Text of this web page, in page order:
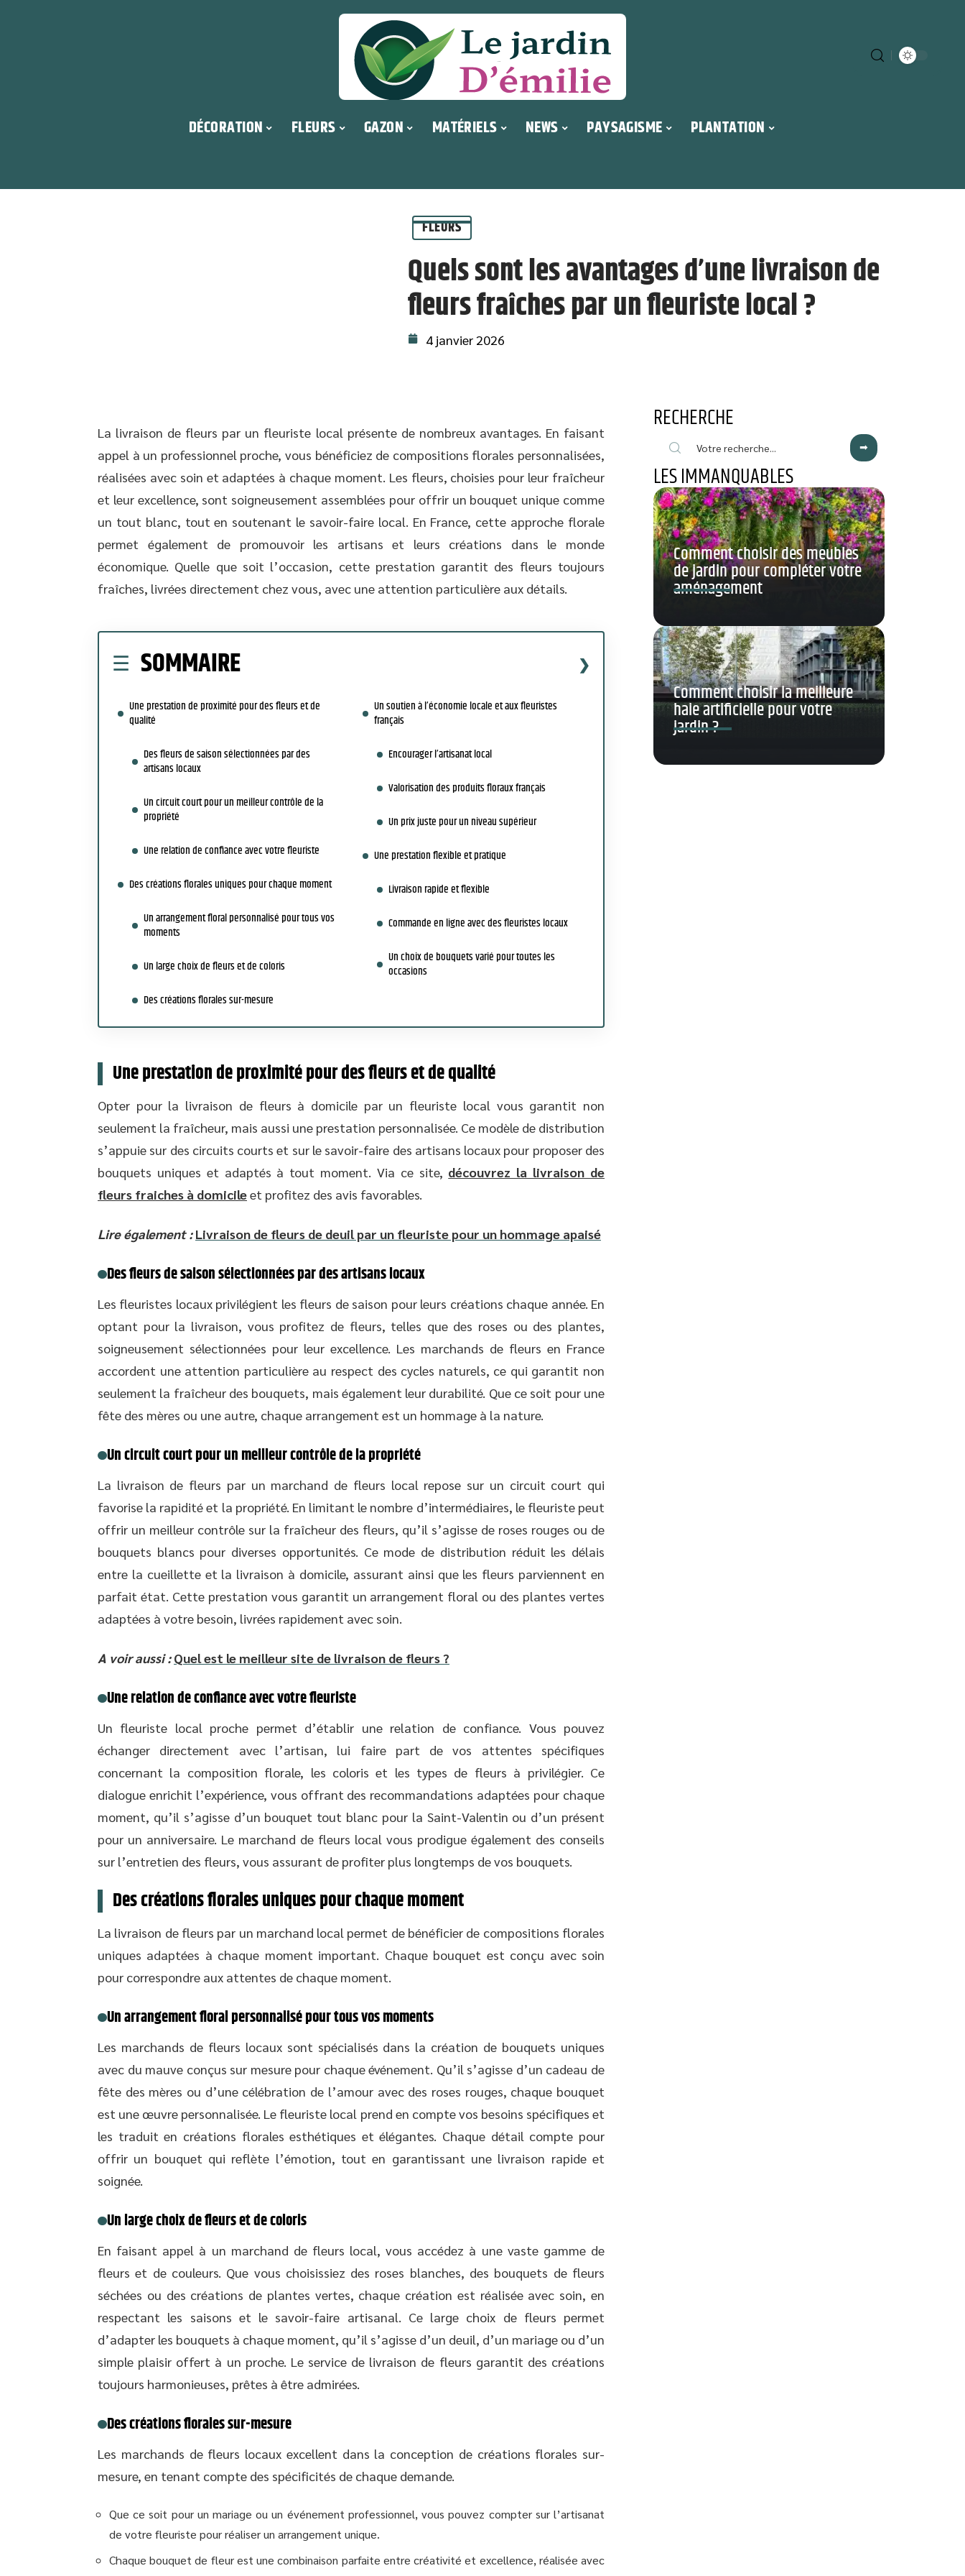
DÉCORATION FLEURS GAZON MATÉRIELS NEWS PAYSAGISME PLANTATION
FLEURS
Quels sont les avantages d’une livraison de
fleurs fraîches par un fleuriste local ?
4 janvier 2026
La livraison de fleurs par un fleuriste local présente de nombreux avantages. En faisant
appel à un professionnel proche, vous bénéficiez de compositions florales personnalisées,
réalisées avec soin et adaptées à chaque moment. Les fleurs, choisies pour leur fraîcheur
et leur excellence, sont soigneusement assemblées pour offrir un bouquet unique comme
un tout blanc, tout en soutenant le savoir-faire local. En France, cette approche florale
permet également de promouvoir les artisans et leurs créations dans le monde
économique. Quelle que soit l’occasion, cette prestation garantit des fleurs toujours
fraîches, livrées directement chez vous, avec une attention particulière aux détails.
SOMMAIRE
Une prestation de proximité pour des fleurs et de
qualité
Des fleurs de saison sélectionnées par des
artisans locaux
Un circuit court pour un meilleur contrôle de la
propriété
Une relation de confiance avec votre fleuriste
Des créations florales uniques pour chaque moment
Un arrangement floral personnalisé pour tous vos
moments
Un large choix de fleurs et de coloris
Des créations florales sur-mesure
Un soutien à l’économie locale et aux fleuristes
français
Encourager l’artisanat local
Valorisation des produits floraux français
Un prix juste pour un niveau supérieur
Une prestation flexible et pratique
Livraison rapide et flexible
Commande en ligne avec des fleuristes locaux
Un choix de bouquets varié pour toutes les
occasions
Une prestation de proximité pour des fleurs et de qualité
Opter pour la livraison de fleurs à domicile par un fleuriste local vous garantit non
seulement la fraîcheur, mais aussi une prestation personnalisée. Ce modèle de distribution
s’appuie sur des circuits courts et sur le savoir-faire des artisans locaux pour proposer des
bouquets uniques et adaptés à tout moment. Via ce site, découvrez la livraison de
fleurs fraiches à domicileet profitez des avis favorables.
Lire également : Livraison de fleurs de deuil par un fleuriste pour un hommage apaisé
Des fleurs de saison sélectionnées par des artisans locaux
Les fleuristes locaux privilégient les fleurs de saison pour leurs créations chaque année. En
optant pour la livraison, vous profitez de fleurs, telles que des roses ou des plantes,
soigneusement sélectionnées pour leur excellence. Les marchands de fleurs en France
accordent une attention particulière au respect des cycles naturels, ce qui garantit non
seulement la fraîcheur des bouquets, mais également leur durabilité. Que ce soit pour une
fête des mères ou une autre, chaque arrangement est un hommage à la nature.
Un circuit court pour un meilleur contrôle de la propriété
La livraison de fleurs par un marchand de fleurs local repose sur un circuit court qui
favorise la rapidité et la propriété. En limitant le nombre d’intermédiaires, le fleuriste peut
offrir un meilleur contrôle sur la fraîcheur des fleurs, qu’il s’agisse de roses rouges ou de
bouquets blancs pour diverses opportunités. Ce mode de distribution réduit les délais
entre la cueillette et la livraison à domicile, assurant ainsi que les fleurs parviennent en
parfait état. Cette prestation vous garantit un arrangement floral ou des plantes vertes
adaptées à votre besoin, livrées rapidement avec soin.
A voir aussi : Quel est le meilleur site de livraison de fleurs ?
Une relation de confiance avec votre fleuriste
Un fleuriste local proche permet d’établir une relation de confiance. Vous pouvez
échanger directement avec l’artisan, lui faire part de vos attentes spécifiques
concernant la composition florale, les coloris et les types de fleurs à privilégier. Ce
dialogue enrichit l’expérience, vous offrant des recommandations adaptées pour chaque
moment, qu’il s’agisse d’un bouquet tout blanc pour la Saint-Valentin ou d’un présent
pour un anniversaire. Le marchand de fleurs local vous prodigue également des conseils
sur l’entretien des fleurs, vous assurant de profiter plus longtemps de vos bouquets.
Des créations florales uniques pour chaque moment
La livraison de fleurs par un marchand local permet de bénéficier de compositions florales
uniques adaptées à chaque moment important. Chaque bouquet est conçu avec soin
pour correspondre aux attentes de chaque moment.
Un arrangement floral personnalisé pour tous vos moments
Les marchands de fleurs locaux sont spécialisés dans la création de bouquets uniques
avec du mauve conçus sur mesure pour chaque événement. Qu’il s’agisse d’un cadeau de
fête des mères ou d’une célébration de l’amour avec des roses rouges, chaque bouquet
est une œuvre personnalisée. Le fleuriste local prend en compte vos besoins spécifiques et
les traduit en créations florales esthétiques et élégantes. Chaque détail compte pour
offrir un bouquet qui reflète l’émotion, tout en garantissant une livraison rapide et
soignée.
Un large choix de fleurs et de coloris
En faisant appel à un marchand de fleurs local, vous accédez à une vaste gamme de
fleurs et de couleurs. Que vous choisissiez des roses blanches, des bouquets de fleurs
séchées ou des créations de plantes vertes, chaque création est réalisée avec soin, en
respectant les saisons et le savoir-faire artisanal. Ce large choix de fleurs permet
d’adapter les bouquets à chaque moment, qu’il s’agisse d’un deuil, d’un mariage ou d’un
simple plaisir offert à un proche. Le service de livraison de fleurs garantit des créations
toujours harmonieuses, prêtes à être admirées.
Des créations florales sur-mesure
Les marchands de fleurs locaux excellent dans la conception de créations florales sur-
mesure, en tenant compte des spécificités de chaque demande.
Que ce soit pour un mariage ou un événement professionnel, vous pouvez compter sur l’artisanat
de votre fleuriste pour réaliser un arrangement unique.
Chaque bouquet de fleur est une combinaison parfaite entre créativité et excellence, réalisée avec
RECHERCHE
LES IMMANQUABLES
Comment choisir des meubles
de jardin pour compléter votre
aménagement
Comment choisir la meilleure
haie artificielle pour votre
jardin ?